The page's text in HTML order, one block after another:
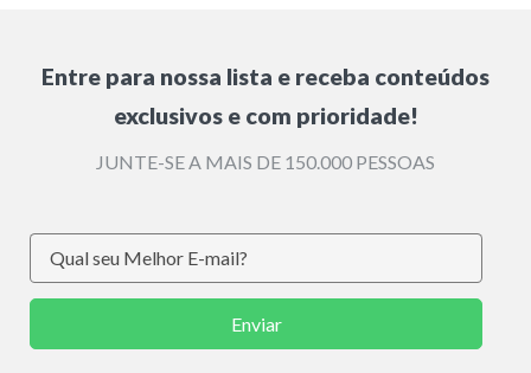
Entre para nossa lista e receba conteúdos
exclusivos e com prioridade!
JUNTE-SE A MAIS DE 150.000 PESSOAS
Enviar